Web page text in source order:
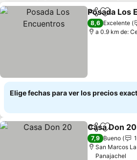
Compartir
Posada Los
8,6 Excelente
a 0.9 km de:
Elige fechas para ver los precios
Compartir
Agregar
Casa Don 20
7,9 Bueno
San Marcos
Panajachel